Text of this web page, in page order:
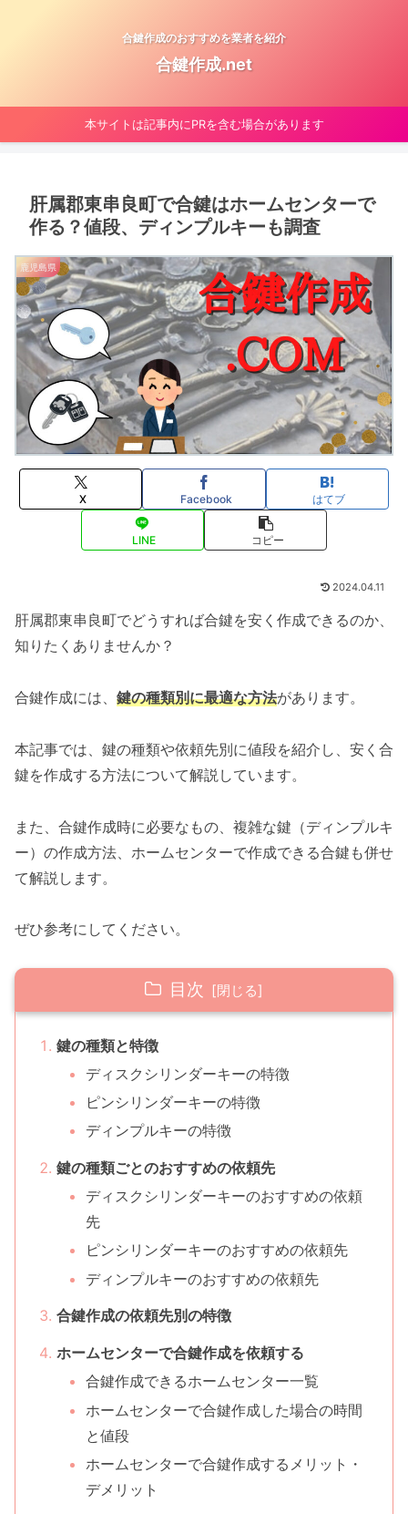
合鍵作成のおすすめを業者を紹介
合鍵作成.net
本サイトは記事内にPRを含む場合があります
肝属郡東串良町で合鍵はホームセンターで
作る？値段、ディンプルキーも調査
鹿児島県
X Facebook はてブ
LINE コピー
2024.04.11
肝属郡東串良町でどうすれば合鍵を安く作成できるのか、
知りたくありませんか？
合鍵作成には、 鍵の種類別に最適な方法があります。
本記事では、鍵の種類や依頼先別に値段を紹介し、安く合
鍵を作成する方法について解説しています。
また、合鍵作成時に必要なもの、複雑な鍵（ディンプルキ
ー）の作成方法、ホームセンターで作成できる合鍵も併せ
て解説します。
ぜひ参考にしてください。
目次
鍵の種類と特徴
ディスクシリンダーキーの特徴
ピンシリンダーキーの特徴
ディンプルキーの特徴
鍵の種類ごとのおすすめの依頼先
ディスクシリンダーキーのおすすめの依頼
先
ピンシリンダーキーのおすすめの依頼先
ディンプルキーのおすすめの依頼先
合鍵作成の依頼先別の特徴
ホームセンターで合鍵作成を依頼する
合鍵作成できるホームセンター一覧
ホームセンターで合鍵作成した場合の時間
と値段
ホームセンターで合鍵作成するメリット・
デメリット